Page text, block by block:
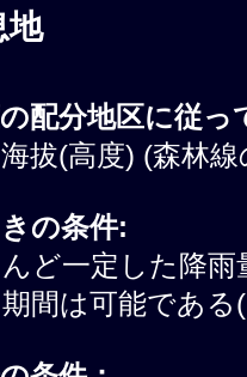
地
配分地区に従っ
拔(高度) (森林
の条件:
ど一定した降
期間は可能であ